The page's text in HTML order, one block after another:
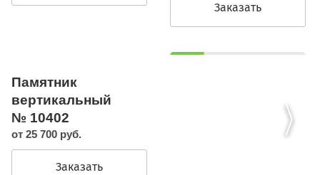
Заказать
Памятник
вертикальный
№ 10402
от 25 700 руб.
Заказать